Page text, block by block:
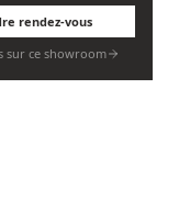
rendez-vous
sur ce showroom